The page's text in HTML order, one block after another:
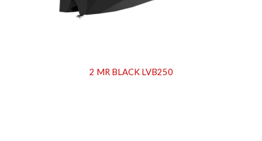
2 MR BLACK LVB250